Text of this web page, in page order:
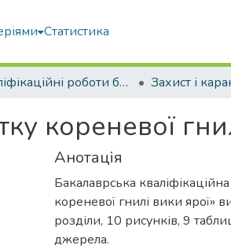
Статистика
Кваліфікаційні роботи бакалаврів Захист і
кореневої
Анотація
Бакалаврська
кореневої гнилі вики ярої»
розділи, 10 рисунків, 9
джерела.